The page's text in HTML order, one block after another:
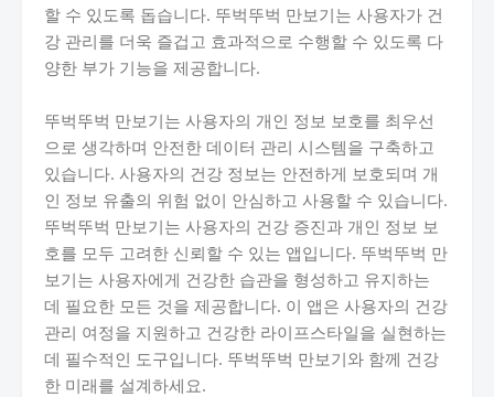
할 수 있도록 돕습니다. 뚜벅뚜벅 만보기는 사용자가 건
강 관리를 더욱 즐겁고 효과적으로 수행할 수 있도록 다
양한 부가 기능을 제공합니다.
뚜벅뚜벅 만보기는 사용자의 개인 정보 보호를 최우선
으로 생각하며 안전한 데이터 관리 시스템을 구축하고
있습니다. 사용자의 건강 정보는 안전하게 보호되며 개
인 정보 유출의 위험 없이 안심하고 사용할 수 있습니다.
뚜벅뚜벅 만보기는 사용자의 건강 증진과 개인 정보 보
호를 모두 고려한 신뢰할 수 있는 앱입니다. 뚜벅뚜벅 만
보기는 사용자에게 건강한 습관을 형성하고 유지하는
데 필요한 모든 것을 제공합니다. 이 앱은 사용자의 건강
관리 여정을 지원하고 건강한 라이프스타일을 실현하는
데 필수적인 도구입니다. 뚜벅뚜벅 만보기와 함께 건강
한 미래를 설계하세요.